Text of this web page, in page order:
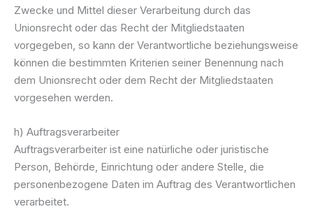
Zwecke und Mittel dieser Verarbeitung durch das
Unionsrecht oder das Recht der Mitgliedstaaten
vorgegeben, so kann der Verantwortliche beziehungsweise
können die bestimmten Kriterien seiner Benennung nach
dem Unionsrecht oder dem Recht der Mitgliedstaaten
vorgesehen werden.
h) Auftragsverarbeiter
Auftragsverarbeiter ist eine natürliche oder juristische
Person, Behörde, Einrichtung oder andere Stelle, die
personenbezogene Daten im Auftrag des Verantwortlichen
verarbeitet.